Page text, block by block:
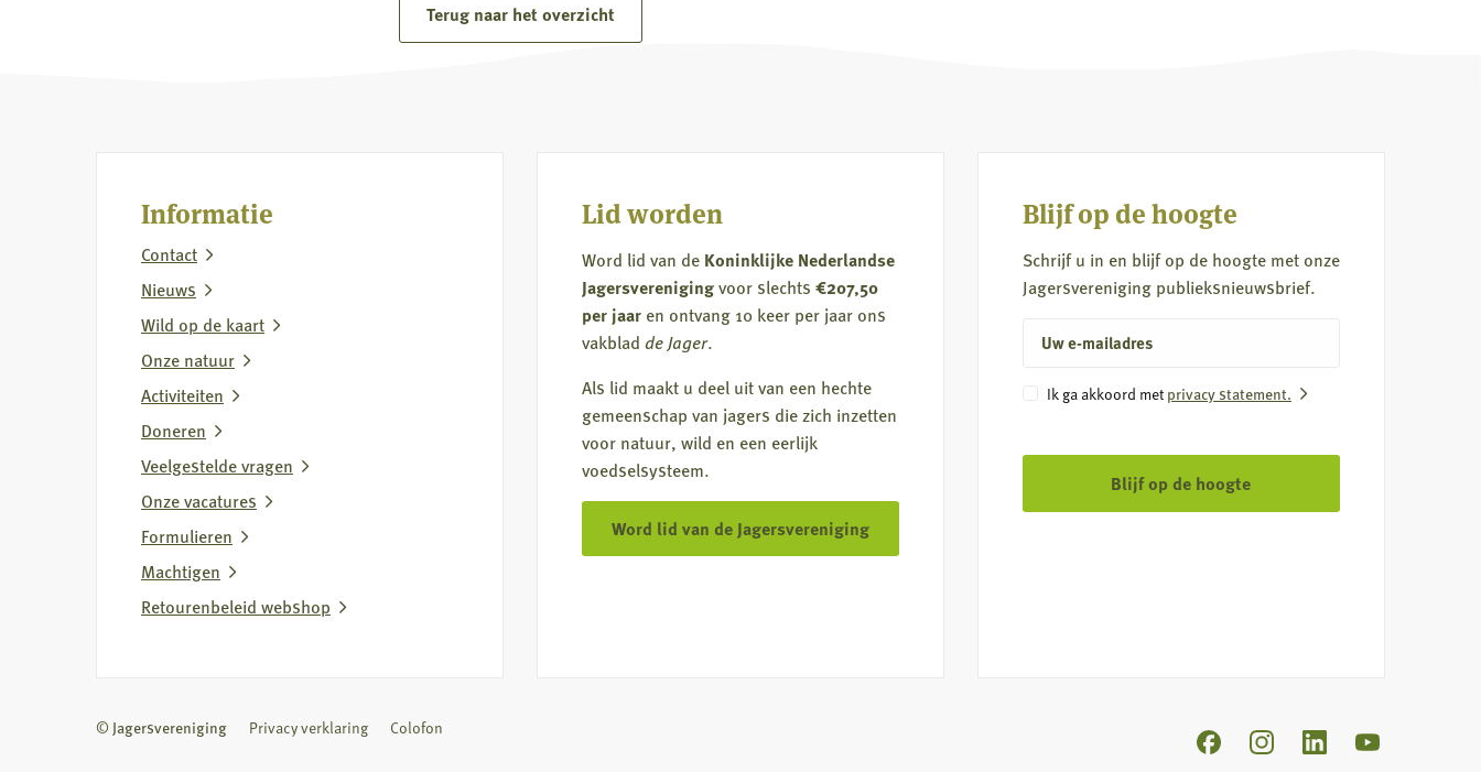
Terug naar het overzicht
Informatie
Contact
Nieuws
Wild op de kaart
Onze natuur
Activiteiten
Doneren
Veelgestelde vragen
Onze vacatures
Formulieren
Machtigen
Retourenbeleid webshop
Lid worden
Word lid van de Koninklijke Nederlandse
Jagersverenigingvoor slechts €207,50
per jaaren ontvang 10 keer per jaar ons
vakblad de Jager.
Als lid maakt u deel uit van een hechte
gemeenschap van jagers die zich inzetten
voor natuur, wild en een eerlijk
voedselsysteem.
Word lid van de Jagersvereniging
Blijf op de hoogte
Schrijf u in en blijf op de hoogte met onze
Jagersvereniging publieksnieuwsbrief.
mailadres
Instemming
Ik ga akkoord met privacy statement.
© Jagersvereniging Privacy verklaring Colofon